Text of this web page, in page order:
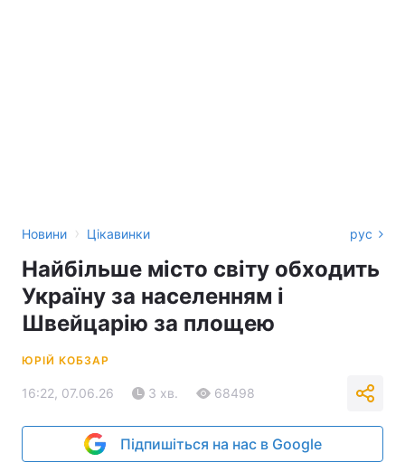
Новини › Цікавинки рус
Найбільше місто світу обходить
Україну за населенням і
Швейцарію за площею
ЮРІЙ КОБЗАР
16:22, 07.06.26 3 хв. 68498
Підпишіться на нас в Google